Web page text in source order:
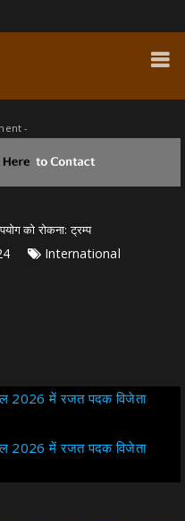
-
को रोकना: ट्रम्प
International
2026 में रजत पदक विजेता
2026 में रजत पदक विजेता